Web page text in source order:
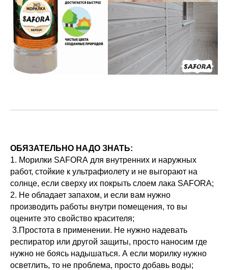
ОБЯЗАТЕЛЬНО НАДО ЗНАТЬ:
1. Морилки SAFORA для внутренних и наружных
работ, стойкие к ультрафиолету и не выгорают на
солнце, если сверху их покрыть слоем лака SAFORA;
2. Не обладает запахом, и если вам нужно
производить работы внутри помещения, то вы
оцените это свойство красителя;
3.Простота в применении. Не нужно надевать
респиратор или другой защиты, просто наносим где
нужно не боясь надышаться. А если морилку нужно
осветлить, то не проблема, просто добавь воды;